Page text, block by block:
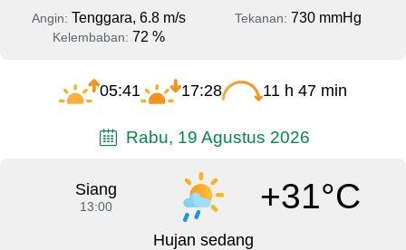
Angin: Tenggara, 6.8 m/s Tekanan: 730 mmHg
Kelembaban: 72 %
05:41 17:28 11 h 47 min
Rabu, 19 Agustus 2026
Siang
13:00 +31°C
Hujan sedang